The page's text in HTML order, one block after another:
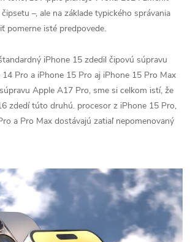
–, ale na základe typického správania
pomerne isté predpovede.
iPhone 15 zdedil čipovú súpravu
Pro a iPhone 15 Pro aj iPhone 15 Pro Max
Apple A17 Pro, sme si celkom istí, že
zdedí túto druhú. procesor z iPhone 15 Pro,
a Pro Max dostávajú zatiaľ nepomenovaný